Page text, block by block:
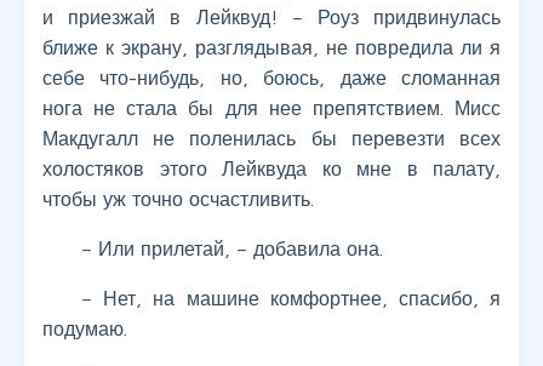
и приезжай в Лейквуд! – Роуз придвинулась
ближе к экрану, разглядывая, не повредила ли я
себе что-нибудь, но, боюсь, даже сломанная
нога не стала бы для нее препятствием. Мисс
Макдугалл не поленилась бы перевезти всех
холостяков этого Лейквуда ко мне в палату,
чтобы уж точно осчастливить.
– Или прилетай, – добавила она.
– Нет, на машине комфортнее, спасибо, я
подумаю.